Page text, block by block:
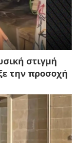
στιγμή
την προσοχή